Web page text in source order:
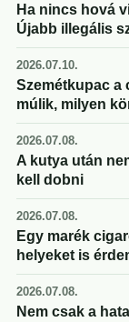
Ha nincs hová
Újabb illegális
2026.07.10.
Szemétkupac a
múlik, milyen
2026.07.08.
A kutya után
kell dobni
2026.07.08.
Egy marék
helyeket is
2026.07.08.
Nem csak a